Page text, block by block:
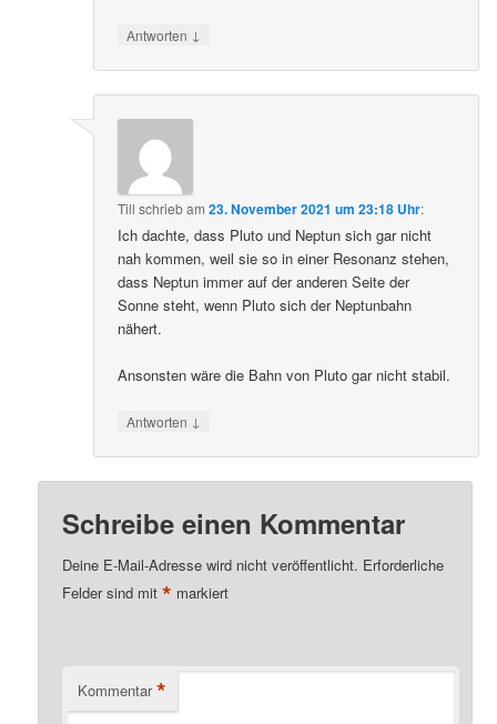
Antworten ↓
Till schriebam23. November 2021 um 23:18 Uhr:
Ich dachte, dass Pluto und Neptun sich gar nicht
nah kommen, weil sie so in einer Resonanz stehen,
dass Neptun immer auf der anderen Seite der
Sonne steht, wenn Pluto sich der Neptunbahn
nähert.
Ansonsten wäre die Bahn von Pluto gar nicht stabil.
Antworten ↓
Schreibe einen Kommentar
Deine E-Mail-Adresse wird nicht veröffentlicht. Erforderliche
Felder sind mit* markiert
Kommentar *